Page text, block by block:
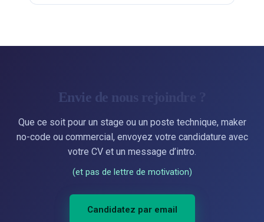
Envie de nous rejoindre ?
Que ce soit pour un stage ou un poste technique, maker
no-code ou commercial, envoyez votre candidature avec
votre CV et un message d’intro.
(et pas de lettre de motivation)
Candidatez par email